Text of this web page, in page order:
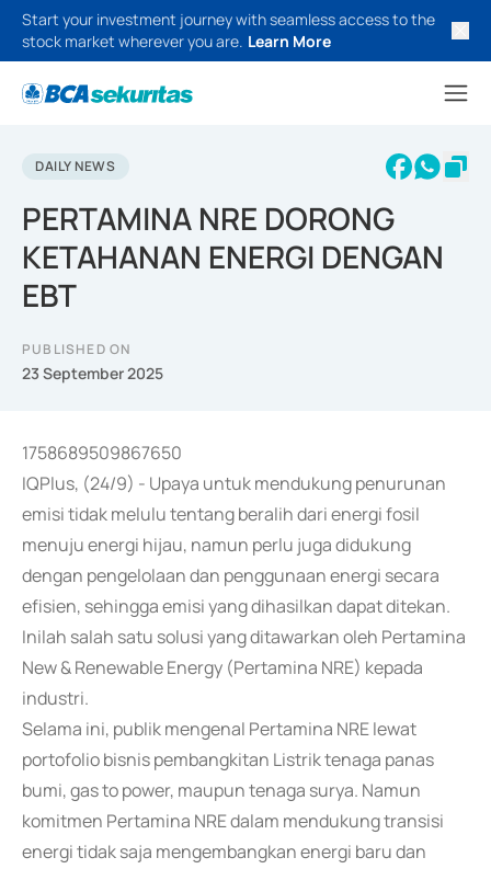
Start your investment journey with seamless access to the
stock market wherever you are. Learn More
DAILY NEWS
PERTAMINA NRE DORONG
KETAHANAN ENERGI DENGAN
EBT
PUBLISHED ON
23 September 2025
1758689509867650
IQPlus, (24/9) - Upaya untuk mendukung penurunan
emisi tidak melulu tentang beralih dari energi fosil
menuju energi hijau, namun perlu juga didukung
dengan pengelolaan dan penggunaan energi secara
efisien, sehingga emisi yang dihasilkan dapat ditekan.
Inilah salah satu solusi yang ditawarkan oleh Pertamina
New & Renewable Energy (Pertamina NRE) kepada
industri.
Selama ini, publik mengenal Pertamina NRE lewat
portofolio bisnis pembangkitan Listrik tenaga panas
bumi, gas to power, maupun tenaga surya. Namun
komitmen Pertamina NRE dalam mendukung transisi
energi tidak saja mengembangkan energi baru dan